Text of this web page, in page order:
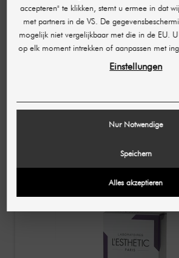
L'Esthétic Anti-Acne Peeling / Anti-
accepteren" te klikken, stemt u ermee in dat
met partners in de VS. De
mogelijk niet vergelijkbaar met die in de EU.
op elk moment intrekken of aanpassen met
Einstellungen
Nur Notwendige
Speichern
Alles akzeptieren